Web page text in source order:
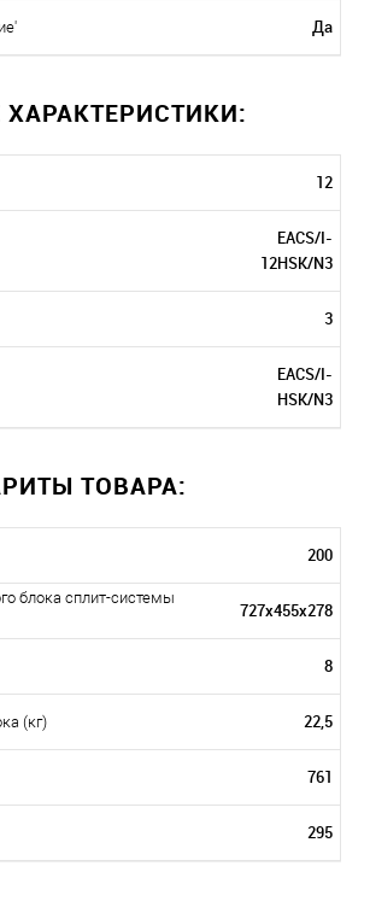
Да
12
EACS/I-
12HSK/N3
3
EACS/I-
HSK/N3
ТОВАРА:
200
блока сплит-системы
727х455х278
8
(кг) 22,5
761
295